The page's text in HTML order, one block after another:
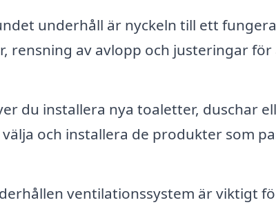
underhåll är nyckeln till ett
rensning av avlopp och justeringar
du installera nya toaletter, duschar
och installera de produkter som
ventilationssystem är viktigt